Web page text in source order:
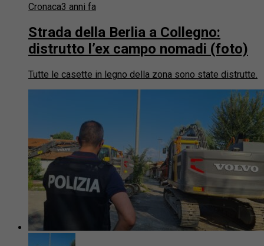
Cronaca3 anni fa
Strada della Berlia a Collegno:
distrutto l’ex campo nomadi (foto)
Tutte le casette in legno della zona sono state distrutte.